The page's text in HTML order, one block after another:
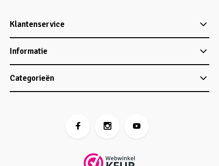
Klantenservice
Informatie
Categorieën